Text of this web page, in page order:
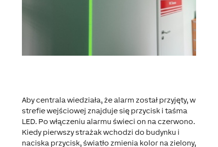
Aby centrala wiedziała, że alarm został przyjęty, w
strefie wejściowej znajduje się przycisk i taśma
LED. Po włączeniu alarmu świeci on na czerwono.
Kiedy pierwszy strażak wchodzi do budynku i
naciska przycisk, światło zmienia kolor na zielony,